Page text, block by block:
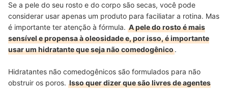
Se a pele do seu rosto e do corpo são secas, você pode
considerar usar apenas um produto para faciliatar a rotina. Mas
é importante ter atenção à fórmula. A pele do rosto é mais
sensível e propensa à oleosidade e, por isso, é importante
usar um hidratante que seja não comedogênico.
Hidratantes não comedogênicos são formulados para não
obstruir os poros. Isso quer dizer que são livres de agentes